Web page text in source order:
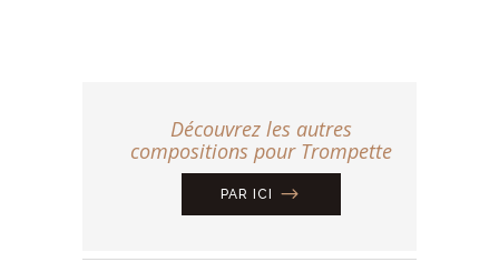
Découvrez les autres
compositions pour Trompette
PAR ICI